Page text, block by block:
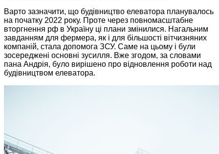
Варто зазначити, що будівництво елеватора планувалось
на початку 2022 року. Проте через повномасштабне
вторгнення рф в Україну ці плани змінилися. Нагальним
завданням для фермера, як і для більшості вітчизняних
компаній, стала допомога ЗСУ. Саме на цьому і були
зосереджені основні зусилля. Вже згодом, за словами
пана Андрія, було вирішено про відновлення роботи над
будівництвом елеватора.